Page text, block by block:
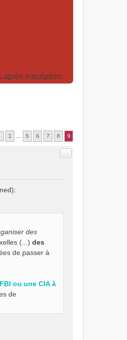
après inscription.
1 5 6 7 8 9
Citer
des
(...) des
de passer à
ou une CIA à
de